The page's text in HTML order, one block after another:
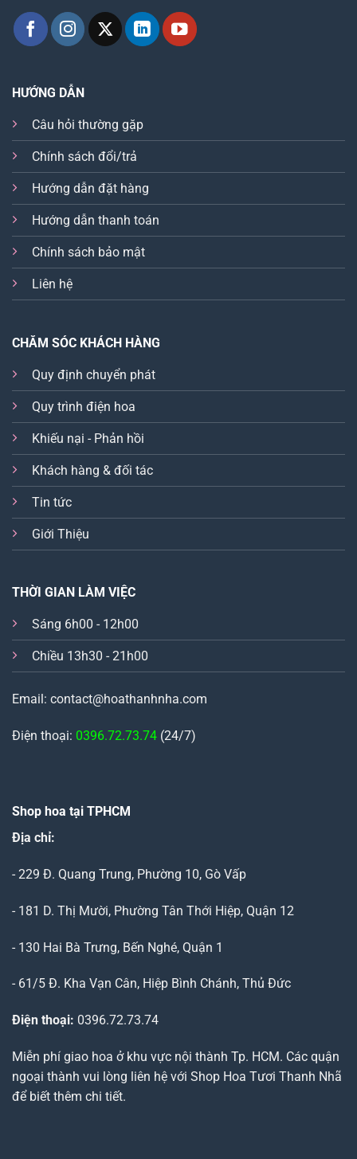
HƯỚNG DẪN
Câu hỏi thường gặp
Chính sách đổi/trả
Hướng dẫn đặt hàng
Hướng dẫn thanh toán
Chính sách bảo mật
Liên hệ
CHĂM SÓC KHÁCH HÀNG
Quy định chuyển phát
Quy trình điện hoa
Khiếu nại - Phản hồi
Khách hàng & đối tác
Tin tức
Giới Thiệu
THỜI GIAN LÀM VIỆC
Sáng 6h00 - 12h00
Chiều 13h30 - 21h00
Email: contact@hoathanhnha.com
Điện thoại: 0396.72.73.74 (24/7)
Shop hoa tại TPHCM
Địa chỉ:
- 229 Đ. Quang Trung, Phường 10, Gò Vấp
- 181 D. Thị Mười, Phường Tân Thới Hiệp, Quận 12
- 130 Hai Bà Trưng, Bến Nghé, Quận 1
- 61/5 Đ. Kha Vạn Cân, Hiệp Bình Chánh, Thủ Đức
Điện thoại: 0396.72.73.74
Miễn phí giao hoa ở khu vực nội thành Tp. HCM. Các quận
ngoại thành vui lòng liên hệ với Shop Hoa Tươi Thanh Nhã
để biết thêm chi tiết.